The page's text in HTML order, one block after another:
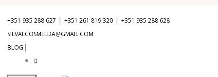
+351 935 288 627 | +351 261 819 320 | +351 935 288 628
SILVAECOSMELDA@GMAIL.COM
BLOG |